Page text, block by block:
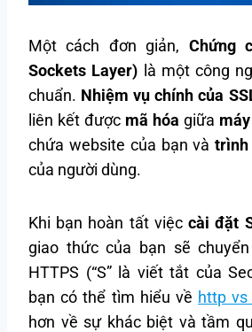
Một cách đơn giản, Chứng
Sockets Layer) là một công
chuẩn. Nhiệm vụ chính của
liên kết được mã hóa giữa
chứa website của bạn vàtrình
của người dùng.
Khi bạn hoàn tất việccài đặt
giao thức của bạn sẽ
HTTPS (“S” là viết tắt của
bạn có thể tìm hiểu về http
hơn về sự khác biệt và tầm